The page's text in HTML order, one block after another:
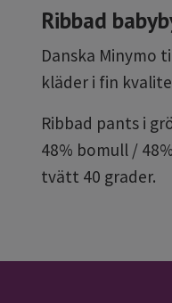
Ribbad
Danska Minymo
kläder i fin
Ribbad pants i
48% bomull /
tvätt 40 grader.